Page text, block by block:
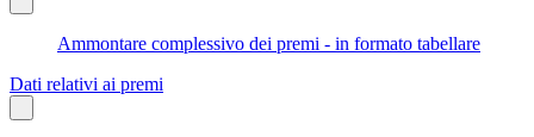
Ammontare complessivo dei premi - in formato tabellare
Dati relativi ai premi